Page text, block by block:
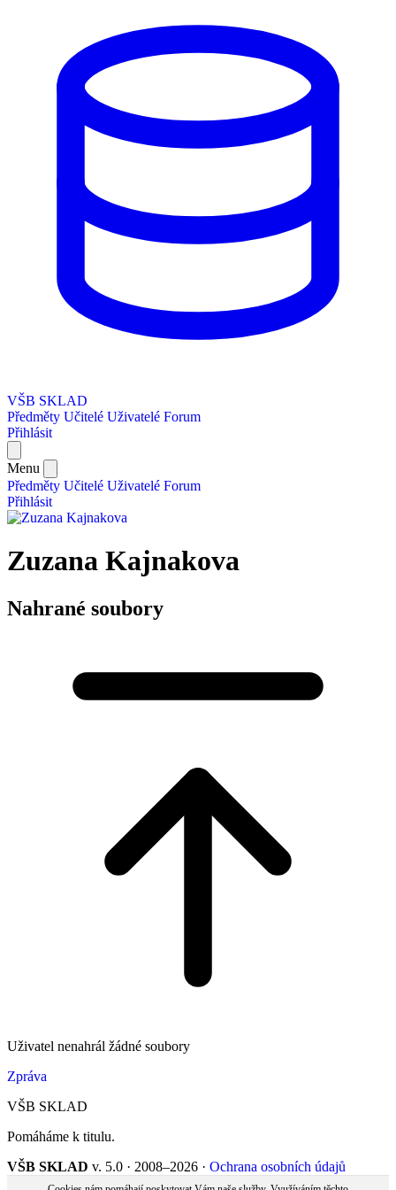
VŠB SKLAD
Předměty Učitelé Uživatelé Forum
Přihlásit
Menu
Předměty Učitelé Uživatelé Forum
Přihlásit
Zuzana Kajnakova
Nahrané soubory
Uživatel nenahrál žádné soubory
Zpráva
VŠB SKLAD
Pomáháme k titulu.
VŠB SKLAD v. 5.0 · 2008–2026 · Ochrana osobních údajů